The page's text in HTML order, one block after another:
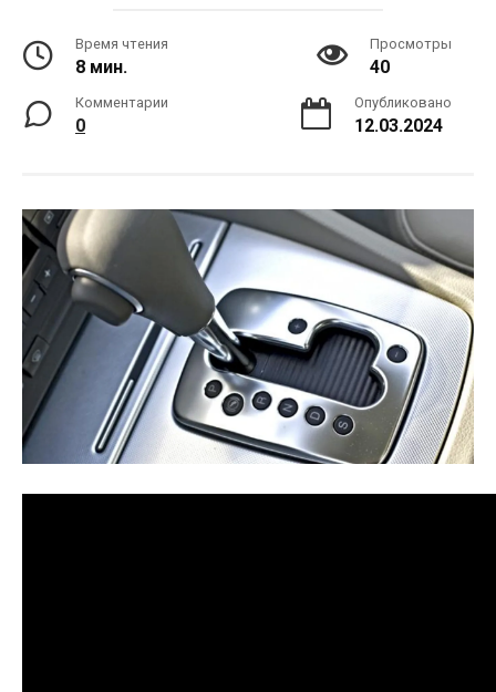
Время чтения
8 мин.
Просмотры
40
Комментарии
0
Опубликовано
12.03.2024